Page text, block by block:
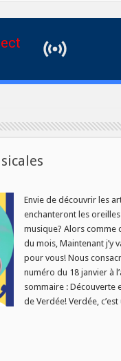
Envie de découvrir les
enchanteront les
musique? Alors comme
du mois, Maintenant j’y
pour vous! Nous
numéro du 18 janvier à
sommaire : Découverte
de Verdée! Verdée,